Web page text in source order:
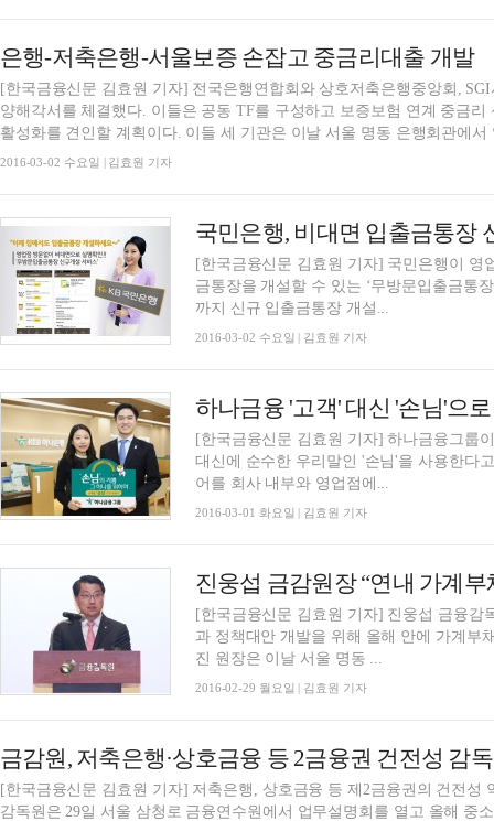
은행-저축은행-서울보증 손잡고 중금리대출 개발
[한국금융신문 김효원 기자] 전국은행연합회와 상호저축은행중앙회,
양해각서를 체결했다. 이들은 공동 TF를 구성하고 보증보험 연계 중금
활성화를 견인할 계획이다. 이들 세 기관은 이날 서울 명동 은행회관에서
2016-03-02 수요일 | 김효원 기자
국민은행, 비대면 입출금통장
[한국금융신문 김효원 기자] 국민은행이 영
금통장을 개설할 수 있는 ‘무방문입출금통
까지 신규 입출금통장 개설...
2016-03-02 수요일 | 김효원 기자
하나금융 '고객' 대신 '손님'으
[한국금융신문 김효원 기자] 하나금융그룹
대신에 순수한 우리말인 '손님'을 사용한다
어를 회사 내부와 영업점에...
2016-03-01 화요일 | 김효원 기자
진웅섭 금감원장 “연내 가계부
[한국금융신문 김효원 기자] 진웅섭 금융감
과 정책대안 개발을 위해 올해 안에 가계부
진 원장은 이날 서울 명동 ...
2016-02-29 월요일 | 김효원 기자
금감원, 저축은행·상호금융 등 2금융권 건전성 감
[한국금융신문 김효원 기자] 저축은행, 상호금융 등 제2금융권의 건전성
감독원은 29일 서울 삼청로 금융연수원에서 업무설명회를 열고 올해 중